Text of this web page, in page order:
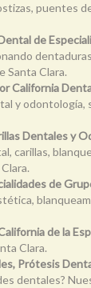
puentes
de
Santa Clara.
California
y odontología,
Dentales y
carillas,
de
de la
Clara.
Prótesis
dentales?